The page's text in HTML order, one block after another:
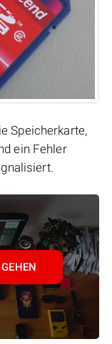
Speicherkarte,
ein Fehler